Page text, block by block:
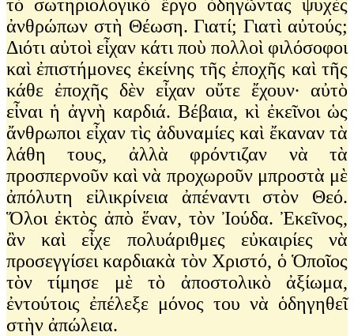
τὸ σωτηριολογικὸ ἔργο ὁδηγῶντας ψυχὲς
ἀνθρώπων στὴ Θέωση. Γιατί; Γιατὶ αὐτούς;
Διότι αὐτοὶ εἶχαν κάτι ποὺ πολλοὶ φιλόσοφοι
καὶ ἐπιστήμονες ἐκείνης τῆς ἐποχῆς καὶ τῆς
κάθε ἐποχῆς δὲν εἶχαν οὔτε ἔχουν∙ αὐτὸ
εἶναι ἡ ἀγνὴ καρδιά. Βέβαια, κὶ ἐκεῖνοι ὡς
ἄνθρωποι εἶχαν τὶς ἀδυναμίες καὶ ἔκαναν τὰ
λάθη τους, ἀλλὰ φρόντιζαν νὰ τὰ
προσπερνοῦν καὶ νὰ προχωροῦν μπροστὰ μὲ
ἀπόλυτη εἰλικρίνεια ἀπέναντι στὸν Θεό.
Ὅλοι ἐκτὸς ἀπὸ ἕναν, τὸν Ἰούδα. Ἐκεῖνος,
ἂν καὶ εἶχε πολυάριθμες εὐκαιρίες νὰ
προσεγγίσει καρδιακὰ τὸν Χριστό, ὁ Ὁποῖος
τὸν τίμησε μὲ τὸ ἀποστολικὸ ἀξίωμα,
ἐντούτοις ἐπέλεξε μόνος του νὰ ὁδηγηθεῖ
στὴν ἀπώλεια.